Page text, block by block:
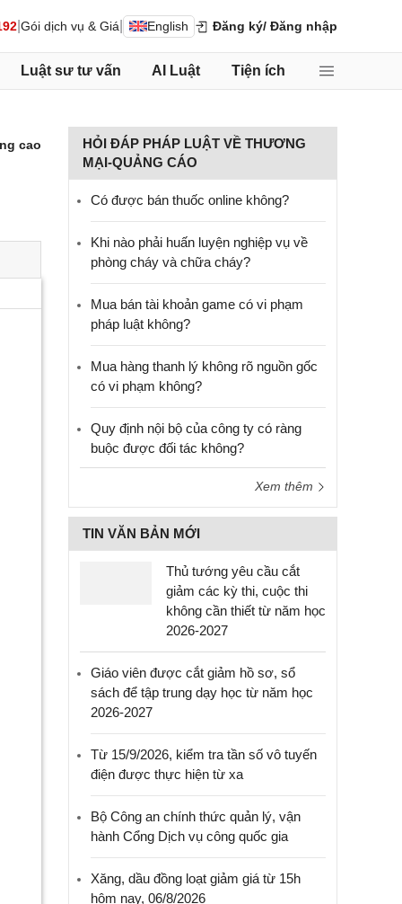
Gói dịch vụ & Giá English Đăng ký/ Đăng nhập
Luật sư tư vấn AI Luật Tiện ích
cao
HỎI ĐÁP PHÁP LUẬT VỀ THƯƠNG
MẠI-QUẢNG CÁO
Có được bán thuốc online không?
Khi nào phải huấn luyện nghiệp vụ về
phòng cháy và chữa cháy?
Mua bán tài khoản game có vi phạm
pháp luật không?
Mua hàng thanh lý không rõ nguồn gốc
có vi phạm không?
Quy định nội bộ của công ty có ràng
buộc được đối tác không?
Xem thêm
TIN VĂN BẢN MỚI
Thủ tướng yêu cầu cắt
giảm các kỳ thi, cuộc thi
không cần thiết từ năm học
2026-2027
Giáo viên được cắt giảm hồ sơ, sổ
sách để tập trung dạy học từ năm học
2026-2027
Từ 15/9/2026, kiểm tra tần số vô tuyến
điện được thực hiện từ xa
Bộ Công an chính thức quản lý, vận
hành Cổng Dịch vụ công quốc gia
Xăng, dầu đồng loạt giảm giá từ 15h
hôm nay, 06/8/2026